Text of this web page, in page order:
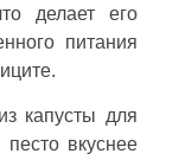
делает его
питания
капусты для
вкуснее